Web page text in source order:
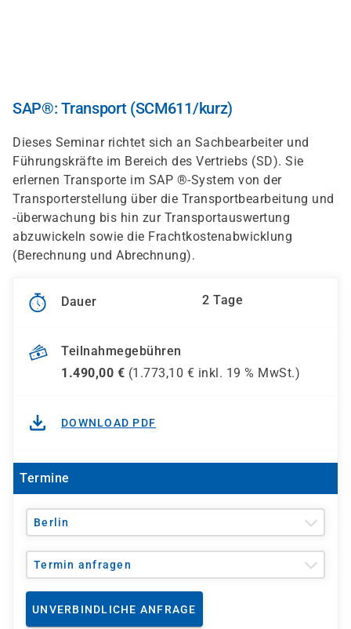
SAP®: Transport (SCM611/kurz)
Dieses Seminar richtet sich an Sachbearbeiter und
Führungskräfte im Bereich des Vertriebs (SD). Sie
erlernen Transporte im SAP ®-System von der
Transporterstellung über die Transportbearbeitung und
-überwachung bis hin zur Transportauswertung
abzuwickeln sowie die Frachtkostenabwicklung
(Berechnung und Abrechnung).
Dauer 2 Tage
Teilnahmegebühren
1.490,00 € (1.773,10 € inkl. 19 % MwSt.)
DOWNLOAD PDF
Termine
Berlin
Termin anfragen
UNVERBINDLICHE ANFRAGE